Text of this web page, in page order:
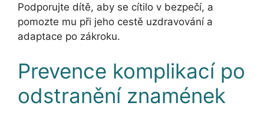
Podporujte dítě, aby se cítilo v bezpečí, a
pomozte mu při jeho cestě uzdravování a
adaptace po zákroku.
Prevence komplikací po
odstranění znamének